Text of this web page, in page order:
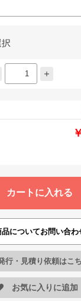
カートに入れる
品についてお問い合わ
行・見積り依頼はこ
お気に入りに追加